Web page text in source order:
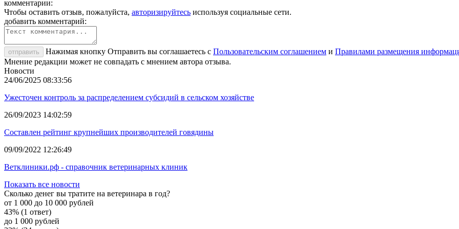
комментарии:
Чтобы оставить отзыв, пожалуйста, авторизируйтесь используя социальные сети.
добавить комментарий:
отправить Нажимая кнопку Отправить вы соглашаетесь с Пользовательским соглашением и Правилами размещения
Мнение редакции может не совпадать с мнением автора отзыва.
Новости
24/06/2025 08:33:56
Ужесточен контроль за распределением субсидий в сельском хозяйстве
26/09/2023 14:02:59
Составлен рейтинг крупнейших производителей говядины
09/09/2022 12:26:49
Ветклиники.рф - справочник ветеринарных клиник
Показать все новости
Сколько денег вы тратите на ветеринара в год?
от 1 000 до 10 000 рублей
43% (1 ответ)
до 1 000 рублей